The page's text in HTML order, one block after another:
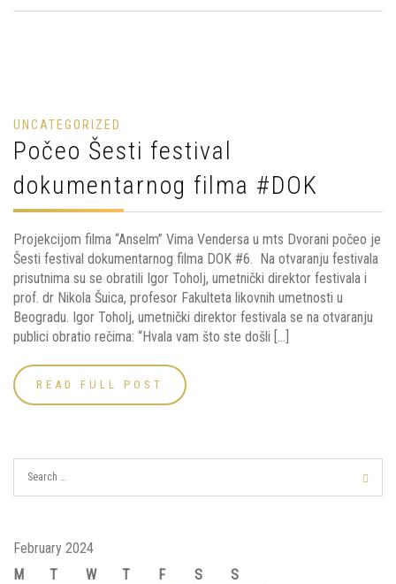
UNCATEGORIZED
Počeo Šesti festival
dokumentarnog filma #DOK
Projekcijom filma “Anselm” Vima Vendersa u mts Dvorani počeo je
Šesti festival dokumentarnog filma DOK #6. Na otvaranju festivala
prisutnima su se obratili Igor Toholj, umetnički direktor festivala i
prof. dr Nikola Šuica, profesor Fakulteta likovnih umetnosti u
Beogradu. Igor Toholj, umetnički direktor festivala se na otvaranju
publici obratio rečima: “Hvala vam što ste došli […]
READ FULL POST
February 2024
M
T W T F S
S